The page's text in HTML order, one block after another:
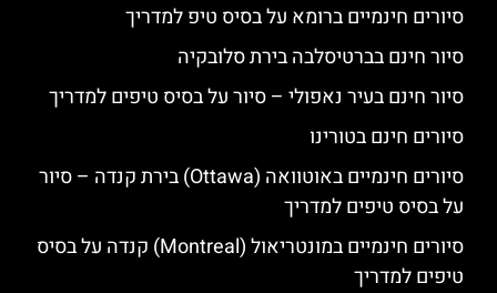
סיורים חינמיים ברומא על בסיס טיפ למדריך
סיור חינם בברטיסלבה בירת סלובקיה
סיור חינם בעיר נאפולי – סיור על בסיס טיפים למדריך
סיורים חינם בטורינו
סיורים חינמיים באוטוואה (Ottawa) בירת קנדה – סיור
על בסיס טיפים למדריך
סיורים חינמיים במונטריאול (Montreal) קנדה על בסיס
טיפים למדריך